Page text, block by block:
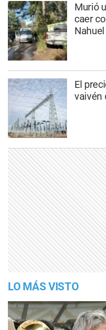
Murió
caer
El
vaivén
LO MÁS VISTO